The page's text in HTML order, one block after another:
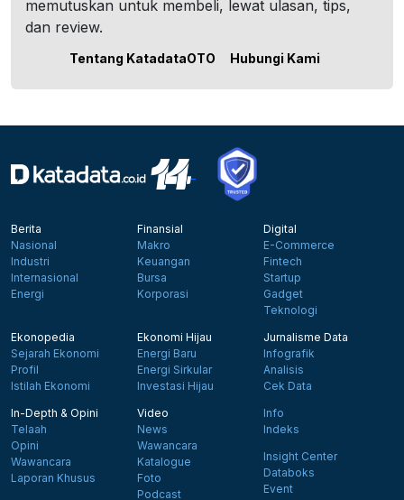
memutuskan untuk membeli, lewat ulasan, tips,
dan review.
Tentang KatadataOTO Hubungi Kami
Berita
Nasional
Industri
Internasional
Energi
Finansial
Makro
Keuangan
Bursa
Korporasi
Digital
E-Commerce
Fintech
Startup
Gadget
Teknologi
Ekonopedia
Sejarah Ekonomi
Profil
Istilah Ekonomi
Ekonomi Hijau
Energi Baru
Energi Sirkular
Investasi Hijau
Jurnalisme Data
Infografik
Analisis
Cek Data
In-Depth & Opini
Telaah
Opini
Wawancara
Laporan Khusus
Video
News
Wawancara
Katalogue
Foto
Podcast
Info
Indeks
Insight Center
Databoks
Event